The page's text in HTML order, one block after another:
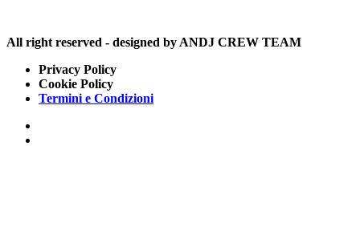
All right reserved - designed by ANDJ CREW TEAM
Privacy Policy
Cookie Policy
Termini e Condizioni